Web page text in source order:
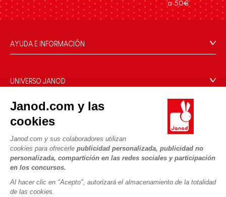
Janod.com y las
cookies
Janod.com y sus colaboradores utilizan
cookies para ofrecerle publicidad personalizada, publicidad no
personalizada, compartición en las redes sociales y participación
en los concursos.
Al hacer clic en "Acepto", autorizará el almacenamiento de la totalidad
de las cookies.
a 50€
AYUDA E INFORMACIÓN
Preguntas más frecuentes
Tiendas
Retirada de productos
Datos personales
Cookies
Condiciones de las ofertas
Condiciones de uso #YesJanod
UNIVERSO JANOD
¿Qué es FSC®?
NUESTROS SERVICIOS
Pago seguro
Métodos de envío
Vídeos
Reglas del juego y manuales
PROFESIONAL
SÍGUENOS